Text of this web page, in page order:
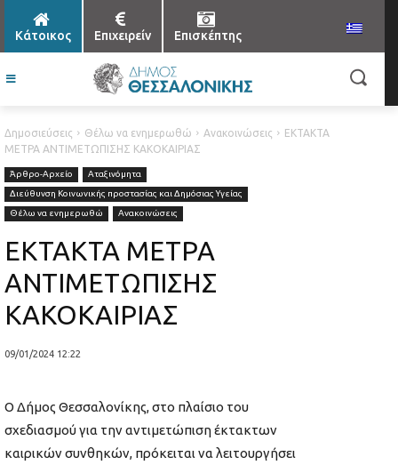
Κάτοικος Επιχειρείν Επισκέπτης
Δημοσιεύσεις Θέλω να ενημερωθώ Ανακοινώσεις
ΕΚΤΑΚΤΑ
ΜΕΤΡΑ ΑΝΤΙΜΕΤΩΠΙΣΗΣ ΚΑΚΟΚΑΙΡΙΑΣ
Άρθρο-Αρχείο
Αταξινόμητα
Διεύθυνση Κοινωνικής προστασίας και Δημόσιας Υγείας
Θέλω να ενημερωθώ
Ανακοινώσεις
ΕΚΤΑΚΤΑ ΜΕΤΡΑ
ΑΝΤΙΜΕΤΩΠΙΣΗΣ
ΚΑΚΟΚΑΙΡΙΑΣ
09/01/2024 12:22
Ο Δήμος Θεσσαλονίκης, στο πλαίσιο του
σχεδιασμού για την αντιμετώπιση έκτακτων
καιρικών συνθηκών, πρόκειται να λειτουργήσει